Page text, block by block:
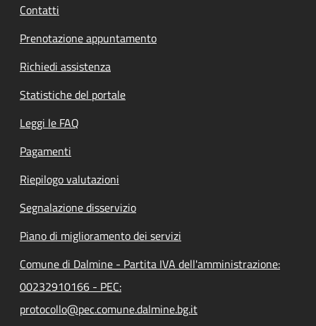
Contatti
Prenotazione appuntamento
Richiedi assistenza
Statistiche del portale
Leggi le FAQ
Pagamenti
Riepilogo valutazioni
Segnalazione disservizio
Piano di miglioramento dei servizi
Comune di Dalmine - Partita IVA dell'amministrazione:
00232910166 - PEC:
protocollo@pec.comune.dalmine.bg.it